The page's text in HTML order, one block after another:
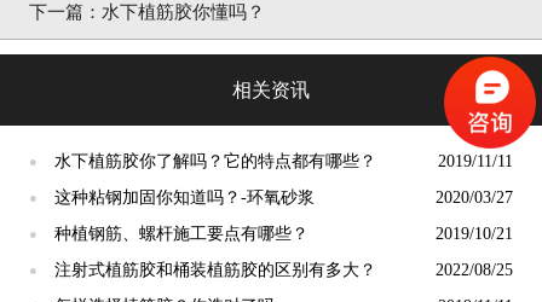
下一篇： 水下植筋胶你懂吗？
相关资讯
● 水下植筋胶你了解吗？它的特点都有哪些？ 2019/11/11
● 这种粘钢加固你知道吗？-环氧砂浆 2020/03/27
● 种植钢筋、螺杆施工要点有哪些？ 2019/10/21
● 注射式植筋胶和桶装植筋胶的区别有多大？ 2022/08/25